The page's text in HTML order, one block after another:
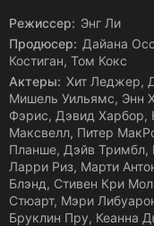
Режиссер: Энг Ли
Продюсер: Дайана
Костиган, Том Кокс
Актеры: Хит Леджер,
Мишель Уильямс, Энн
Фэрис, Дэвид Харбор,
Максвелл, Питер
Планше, Дэйв Тримбл,
Ларри Риз, Марти
Блэнд, Стивен Кри
Стюарт, Мэри
Бруклин Пру, Кеанна